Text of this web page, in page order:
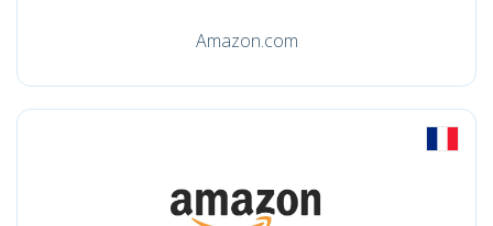
Amazon.com